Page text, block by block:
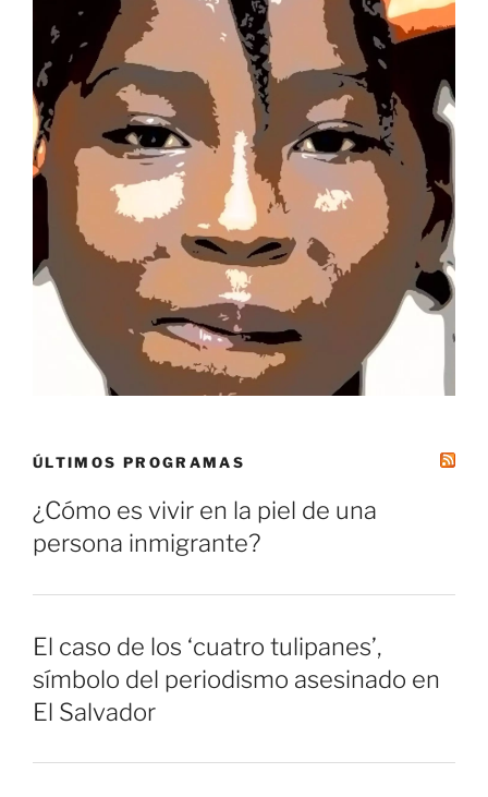
ÚLTIMOS PROGRAMAS
¿Cómo es vivir en la piel de una
persona inmigrante?
El caso de los ‘cuatro tulipanes’,
símbolo del periodismo asesinado en
El Salvador